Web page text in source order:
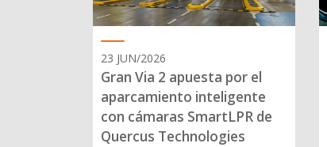
23 JUN/2026
Gran Via 2 apuesta por el
aparcamiento inteligente
con cámaras SmartLPR de
Quercus Technologies